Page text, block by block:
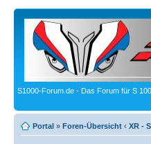
S1000-Forum.de - Das Forum für S
Portal » Foren-Übersicht ‹ XR -